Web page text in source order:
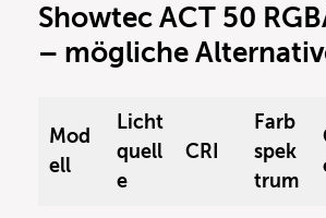
Showtec ACT 50
– mögliche
Mod
ell
Licht
quell
e
CRI
Farb
spek
trum